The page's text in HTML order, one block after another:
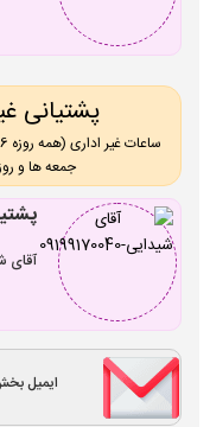
پشتیانی
جمعه ها و روزهای
آقای
ایمیل